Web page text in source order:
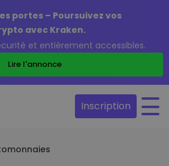
portes – Poursuivez vos
avec Kraken.
et entièrement accessibles.
Lire l'annonce
Inscription